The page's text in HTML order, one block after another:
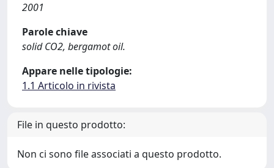
2001
Parole chiave
solid CO2, bergamot oil.
Appare nelle tipologie:
1.1 Articolo in rivista
File in questo prodotto:
Non ci sono file associati a questo prodotto.